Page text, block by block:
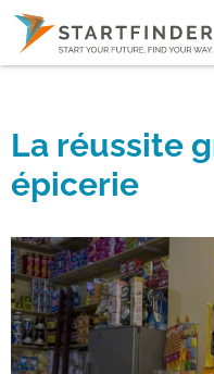
La réussite
épicerie